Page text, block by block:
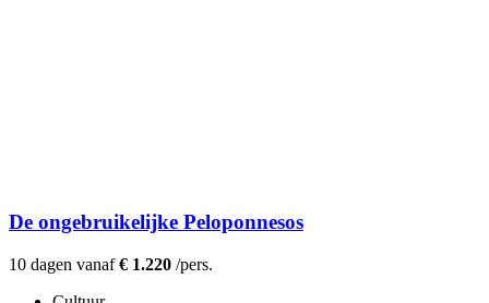
De ongebruikelijke Peloponnesos
10 dagen vanaf€ 1.220 /pers.